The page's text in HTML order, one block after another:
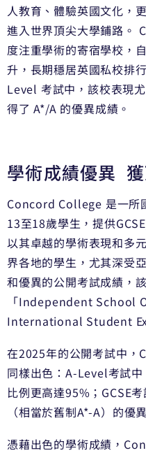
人教育、體驗英國文化，
進入世界頂尖大學鋪路。
度注重學術的寄宿學校，
升，長期穩居英國私校排
Level 考試中，該校表現
得了 A*/A 的優異成績。
學術成績優異
Concord College 是一所
13至18歲學生，提供
以其卓越的學術表現和多
界各地的學生，尤其深受
和優異的公開考試成績，
「Independent School
International Student
在2025年的公開考試中
同樣出色：A-Level考試
比例更高達95%；GCSE
（相當於舊制A*-A）的優
憑藉出色的學術成績，